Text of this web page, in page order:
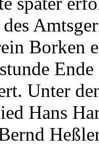
Borken
Unter
Hans